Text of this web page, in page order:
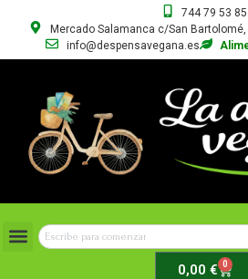
744 79 53 85
Mercado Salamanca c/San
info@despensavegana.es
0,00 € 0